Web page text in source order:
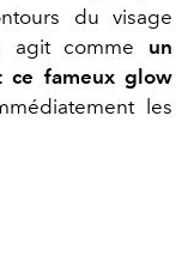
du visage
agit comme un
ce fameux glow
les